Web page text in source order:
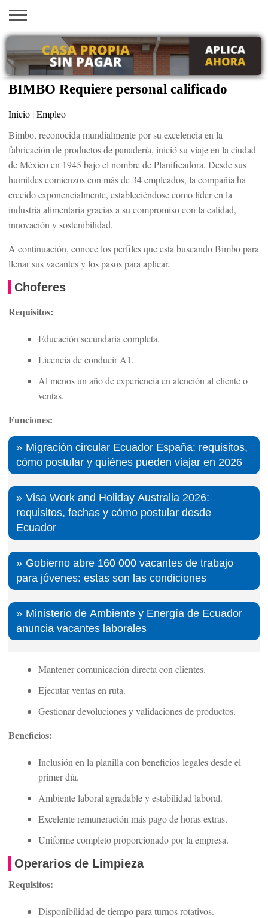
INICIO
AYUDAS
ECONÓMICAS
VACANTES
EN EEUU
SACA
TU
VISA
EMPLEOS
TRÁMITES
PRÉSTAMOS
CURSOS
HOGAR
BELLEZA
BIMBO Requiere personal calificado
Inicio | Empleo
Bimbo, reconocida mundialmente por su excelencia en la
fabricación de productos de panadería, inició su viaje en la ciudad
de México en 1945 bajo el nombre de Planificadora. Desde sus
humildes comienzos con más de 34 empleados, la compañía ha
crecido exponencialmente, estableciéndose como líder en la
industria alimentaria gracias a su compromiso con la calidad,
innovación y sostenibilidad.
A continuación, conoce los perfiles que esta buscando Bimbo para
llenar sus vacantes y los pasos para aplicar.
Choferes
Requisitos:
Educación secundaria completa.
Licencia de conducir A1.
Al menos un año de experiencia en atención al cliente o
ventas.
Funciones:
Migración circular Ecuador España: requisitos,
cómo postular y quiénes pueden viajar en 2026
Visa Work and Holiday Australia 2026:
requisitos, fechas y cómo postular desde
Ecuador
Gobierno abre 160 000 vacantes de trabajo
para jóvenes: estas son las condiciones
Ministerio de Ambiente y Energía de Ecuador
anuncia vacantes laborales
Mantener comunicación directa con clientes.
Ejecutar ventas en ruta.
Gestionar devoluciones y validaciones de productos.
Beneficios:
Inclusión en la planilla con beneficios legales desde el
primer día.
Ambiente laboral agradable y estabilidad laboral.
Excelente remuneración más pago de horas extras.
Uniforme completo proporcionado por la empresa.
Operarios de Limpieza
Requisitos:
Disponibilidad de tiempo para turnos rotativos.